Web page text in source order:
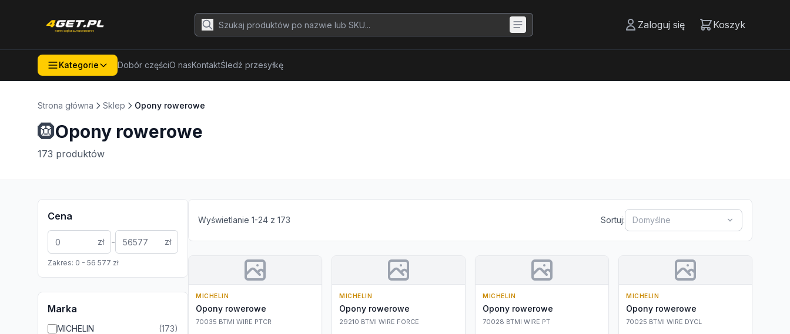
Zaloguj się Koszyk
Kategorie Dobór częściO nasKontaktŚledź przesyłkę
Strona główna Sklep Opony rowerowe
🛞Opony rowerowe
173 produktów
Cena
zł - zł
Zakres: 0 - 56 577 zł
Marka
MICHELIN (173)
Wyświetlanie 1-24 z 173 Sortuj: Domyślne
MICHELIN
Opony rowerowe
70035 BTMI WIRE PTCR
MICHELIN
Opony rowerowe
29210 BTMI WIRE FORCE
MICHELIN
Opony rowerowe
70028 BTMI WIRE PT
MICHELIN
Opony rowerowe
70025 BTMI WIRE DYCL